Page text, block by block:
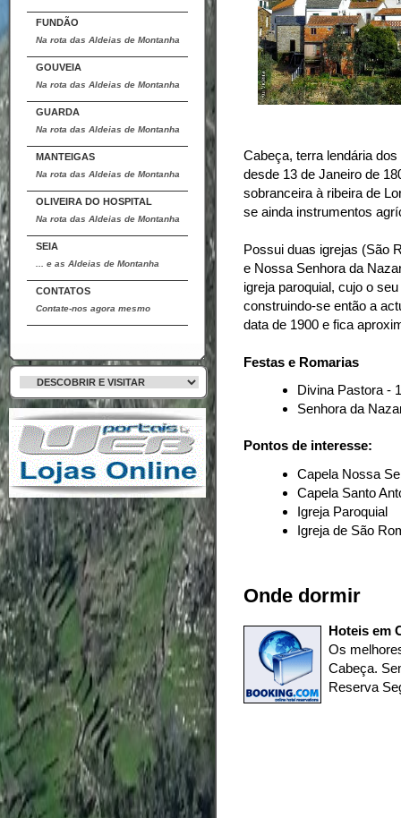
FUNDÃO
Na rota das Aldeias de Montanha
GOUVEIA
Na rota das Aldeias de Montanha
GUARDA
Na rota das Aldeias de Montanha
MANTEIGAS
Na rota das Aldeias de Montanha
OLIVEIRA DO HOSPITAL
Na rota das Aldeias de Montanha
SEIA
... e as Aldeias de Montanha
CONTATOS
Contate-nos agora mesmo
Cabeça, terra lendária
desde 13 de Janeiro de
sobranceira à ribeira de
se ainda instrumentos
Possui duas igrejas (São
e Nossa Senhora da
igreja paroquial, cujo o
construindo-se então a
data de 1900 e fica
Festas e Romarias
Divina Pastora -
Senhora da
Pontos de interesse:
Capela Nossa
Capela Santo
Igreja Paroquial
Igreja de São
Onde dormir
Hoteis em
Os
Cabeça.
Reserva